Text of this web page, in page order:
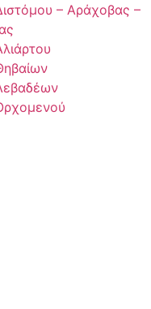
– Αράχοβας –